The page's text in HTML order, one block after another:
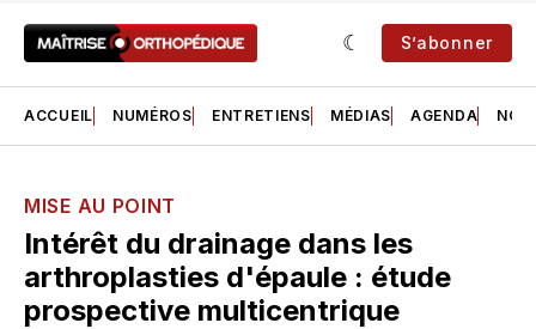
S’abonner
ACCUEIL NUMÉROS ENTRETIENS MÉDIAS AGENDA NOS
MISE AU POINT
Intérêt du drainage dans les
arthroplasties d'épaule : étude
prospective multicentrique